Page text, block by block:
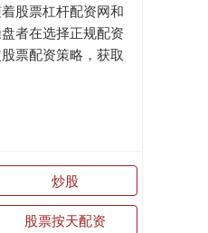
股票杠杆配资网和
者在选择正规配资
票配资策略，获取
炒股
股票按天配资